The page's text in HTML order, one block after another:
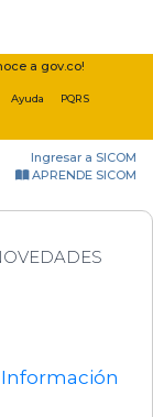
a gov.co!
Ayuda PQRS
Ingresar a SICOM
APRENDE SICOM